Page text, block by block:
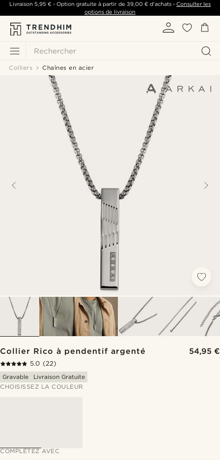
Rechercher
Livraison 5,95 €- Option gratuite à partir de 39,00 €d'achats -Consulter les
options de livraison
Colliers Chaînes en acier
Collier Rico à pendentif argenté 54,95 €
5.0 (22)
Gravable
Livraison Gratuite
CHOISISSEZ LA COULEUR
COMPLÉTEZ AVEC